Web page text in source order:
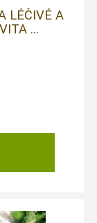
LÉČIVÉ A
...